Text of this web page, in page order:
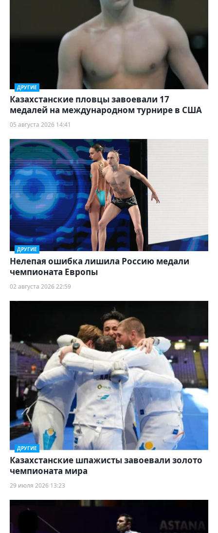
ДРУГИЕ
Казахстанские пловцы завоевали 17
медалей на международном турнире в США
05 августа 2026 14:41
ДРУГИЕ
Нелепая ошибка лишила Россию медали
чемпионата Европы
02 августа 2026 22:59
ДРУГИЕ
Казахстанские шпажисты завоевали золото
чемпионата мира
29 июля 2026 13:23